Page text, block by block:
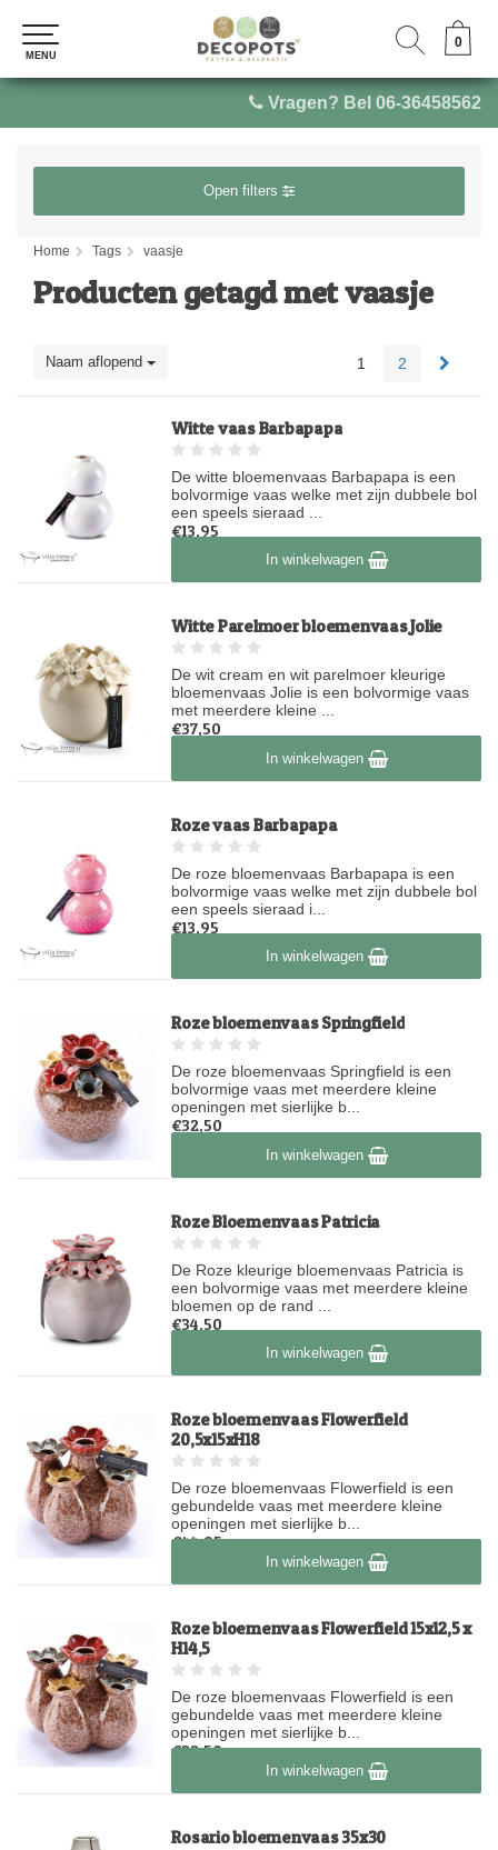
Vragen? Bel 06-36458562
0
MENU
0
MENU
Open filters
Home Tags vaasje
Producten getagd met vaasje
Naam aflopend 1 2
Witte vaas Barbapapa
De witte bloemenvaas Barbapapa is een
bolvormige vaas welke met zijn dubbele bol
een speels sieraad ...
€13,95
Op voorraadIn winkelwagen
Witte Parelmoer bloemenvaas Jolie
De wit cream en wit parelmoer kleurige
bloemenvaas Jolie is een bolvormige vaas
met meerdere kleine ...
€37,50
Op voorraadIn winkelwagen
Roze vaas Barbapapa
De roze bloemenvaas Barbapapa is een
bolvormige vaas welke met zijn dubbele bol
een speels sieraad i...
€13,95
Op voorraadIn winkelwagen
Roze bloemenvaas Springfield
De roze bloemenvaas Springfield is een
bolvormige vaas met meerdere kleine
openingen met sierlijke b...
€32,50
Op voorraadIn winkelwagen
Roze Bloemenvaas Patricia
De Roze kleurige bloemenvaas Patricia is
een bolvormige vaas met meerdere kleine
bloemen op de rand ...
€34,50
Op voorraadIn winkelwagen
Roze bloemenvaas Flowerfield
20,5x15xH18
De roze bloemenvaas Flowerfield is een
gebundelde vaas met meerdere kleine
openingen met sierlijke b...
€44,95
Op voorraadIn winkelwagen
Roze bloemenvaas Flowerfield 15x12,5 x
H14,5
De roze bloemenvaas Flowerfield is een
gebundelde vaas met meerdere kleine
openingen met sierlijke b...
€32,50
Op voorraadIn winkelwagen
Rosario bloemenvaas 35x30